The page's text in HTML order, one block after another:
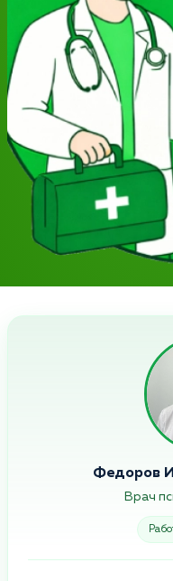
Федоров
Врач